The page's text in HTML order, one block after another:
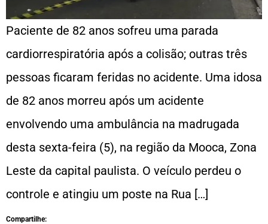
Paciente de 82 anos sofreu uma parada
cardiorrespiratória após a colisão; outras três
pessoas ficaram feridas no acidente. Uma idosa
de 82 anos morreu após um acidente
envolvendo uma ambulância na madrugada
desta sexta-feira (5), na região da Mooca, Zona
Leste da capital paulista. O veículo perdeu o
controle e atingiu um poste na Rua […]
Compartilhe: